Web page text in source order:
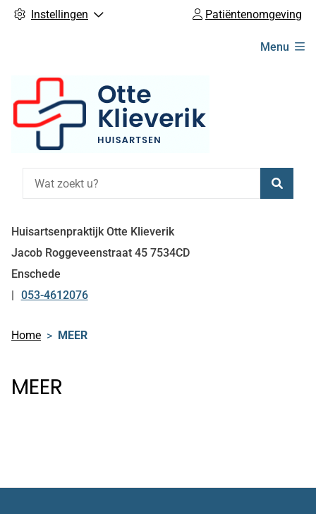
Instellingen Patiëntenomgeving
Menu
Huisartsenpraktijk Otte Klieverik
Jacob Roggeveenstraat 45 7534CD
Enschede
Tel:
053-4612076
Home MEER
MEER